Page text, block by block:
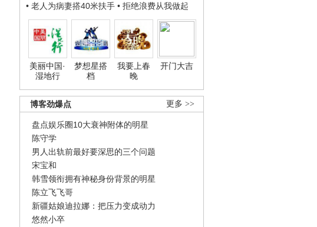
• 老人为病妻搭40米扶手 • 拒绝浪费从我做起
美丽中国·
湿地行
梦想星搭
档
我要上春
晚
开门大吉
更多 >>
博客劲爆点
盘点娱乐圈10大衰神附体的明星
陈守学
男人出轨前最好要深思的三个问题
宋宝和
韩雪领衔拥有神秘身份背景的明星
陈立飞飞哥
新疆姑娘迪拉娜：把压力变成动力
悠然小卒